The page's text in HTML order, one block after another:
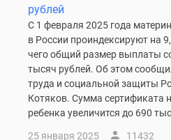
ипотека
Скидки
рублей
С 1 февраля 2025 года
в России проиндексируют на
чего общий размер выплаты
тысяч рублей. Об этом
труда и социальной защиты
Котяков. Сумма сертификата
ребенка увеличится до 690
25 января 2025 11432